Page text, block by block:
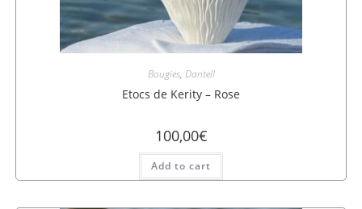
Bougies, Dantell
Etocs de Kerity – Rose
100,00€
Add to cart